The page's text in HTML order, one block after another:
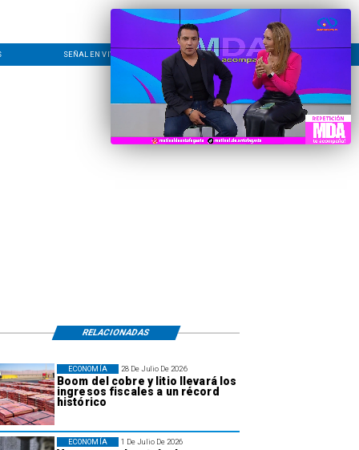
SEÑAL EN VIVO CONTACTO LÍNEA EDITORIAL
28 De Julio De 2026
Boom del cobre y litio llevará los
ingresos fiscales a un récord
histórico
ECONOMÍA
1 De Julio De 2026
ECONOMÍA
RELACIONADAS